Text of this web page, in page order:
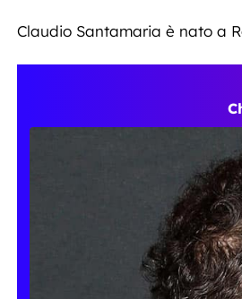
Claudio Santamaria è nato a